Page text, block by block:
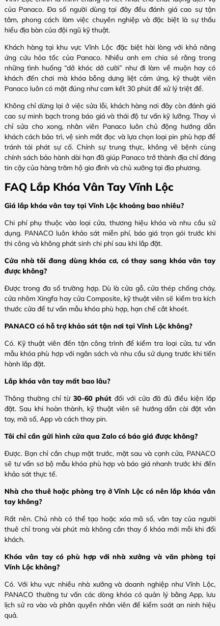
của Panaco. Đa số người dùng tại đây đều đánh giá cao sự tận
tâm, phong cách làm việc chuyên nghiệp và đặc biệt là sự thấu
hiểu địa bàn của đội ngũ kỹ thuật.
Khách hàng tại khu vực Vĩnh Lộc đặc biệt hài lòng với khả năng
ứng cứu hỏa tốc của Panaco. Nhiều anh em chia sẻ rằng trong
những tình huống “dở khóc dở cười” như đi làm về muộn hay có
khách đến chơi mà khóa bỗng dưng liệt cảm ứng, kỹ thuật viên
Panaco luôn có mặt đúng như cam kết 30 phút để xử lý triệt để.
Không chỉ dừng lại ở việc sửa lỗi, khách hàng nơi đây còn đánh giá
cao sự minh bạch trong báo giá và thái độ tư vấn kỹ lưỡng. Thay vì
chỉ sửa cho xong, nhân viên Panaco luôn chủ động hướng dẫn
khách cách bảo trì, vệ sinh mắt đọc và lựa chọn loại pin phù hợp để
tránh tái phát sự cố. Chính sự trung thực, không vẽ bệnh cùng
chính sách bảo hành dài hạn đã giúp Panaco trở thành địa chỉ đáng
tin cậy của hàng trăm hộ gia đình và chủ xưởng tại địa phương.
FAQ Lắp Khóa Vân Tay Vĩnh Lộc
Giá lắp khóa vân tay tại Vĩnh Lộc khoảng bao nhiêu?
Chi phí phụ thuộc vào loại cửa, thương hiệu khóa và nhu cầu sử
dụng. PANACO luôn khảo sát miễn phí, báo giá trọn gói trước khi
thi công và không phát sinh chi phí sau khi lắp đặt.
Cửa nhà tôi đang dùng khóa cơ, có thay sang khóa vân tay
được không?
Được trong đa số trường hợp. Dù là cửa gỗ, cửa thép chống cháy,
cửa nhôm Xingfa hay cửa Composite, kỹ thuật viên sẽ kiểm tra kích
thước cửa để tư vấn mẫu khóa phù hợp, hạn chế cắt khoét.
PANACO có hỗ trợ khảo sát tận nơi tại Vĩnh Lộc không?
Có. Kỹ thuật viên đến tận công trình để kiểm tra loại cửa, tư vấn
mẫu khóa phù hợp với ngân sách và nhu cầu sử dụng trước khi tiến
hành lắp đặt.
Lắp khóa vân tay mất bao lâu?
Thông thường chỉ từ 30–60 phút đối với cửa đã đủ điều kiện lắp
đặt. Sau khi hoàn thành, kỹ thuật viên sẽ hướng dẫn cài đặt vân
tay, mã số, App và cách thay pin.
Tôi chỉ cần gửi hình cửa qua Zalo có báo giá được không?
Được. Bạn chỉ cần chụp mặt trước, mặt sau và cạnh cửa, PANACO
sẽ tư vấn sơ bộ mẫu khóa phù hợp và báo giá nhanh trước khi đến
khảo sát thực tế.
Nhà cho thuê hoặc phòng trọ ở Vĩnh Lộc có nên lắp khóa vân
tay không?
Rất nên. Chủ nhà có thể tạo hoặc xóa mã số, vân tay của người
thuê chỉ trong vài phút mà không cần thay ổ khóa mới mỗi khi đổi
khách.
Khóa vân tay có phù hợp với nhà xưởng và văn phòng tại
Vĩnh Lộc không?
Có. Với khu vực nhiều nhà xưởng và doanh nghiệp như Vĩnh Lộc,
PANACO thường tư vấn các dòng khóa có quản lý bằng App, lưu
lịch sử ra vào và phân quyền nhân viên để kiểm soát an ninh hiệu
quả.